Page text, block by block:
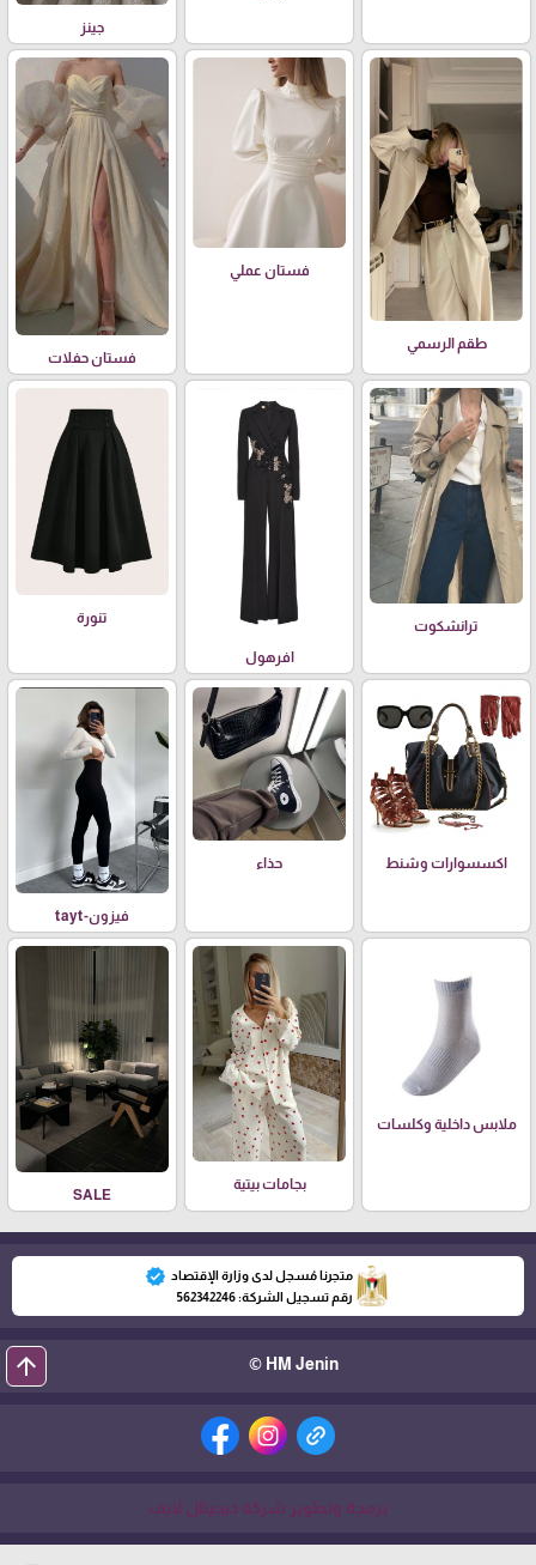
جينز
طقم الرسمي
فستان عملي
فستان حفلات
ترانشكوت
افرهول
تنورة
اكسسوارات وشنط حذاء
فيزون-tayt
ملابس داخلية وكلسات
بجامات بيتية
SALE
متجرنا مُسجل لدى وزارة الإقتصاد verified
رقم تسجيل الشركة: 562342246
HM Jenin ©
arrow_upward
برمجة وتطوير شركة ديجيتال لايف